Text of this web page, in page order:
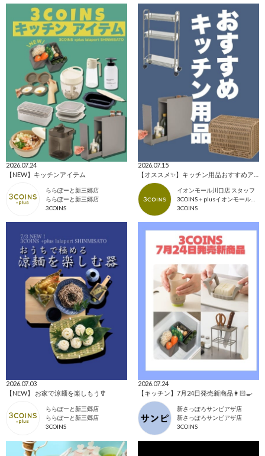
2026.07.24
【NEW】キッチンアイテム
ららぽーと新三郷店
ららぽーと新三郷店
3COINS
2026.07.15
イオンモール川口店 スタッフ
3COINS
2026.07.03
【NEW】 お家で涼麺を楽しもう🎐
ららぽーと新三郷店
ららぽーと新三郷店
3COINS
2026.07.24
【キッチン】7月24日発売新商品👩🏻‍🍳
新さっぽろサンピアザ店
新さっぽろサンピアザ店
3COINS